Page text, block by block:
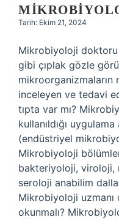
Tarih: Ekim 21, 2024
Mikrobiyoloji
gibi çıplak gözle
mikroorganizmaların
inceleyen ve tedavi
tıpta var mı?
kullanıldığı
(endüstriyel
Mikrobiyoloji
bakteriyoloji,
seroloji anabilim
Mikrobiyoloji
okunmalı?